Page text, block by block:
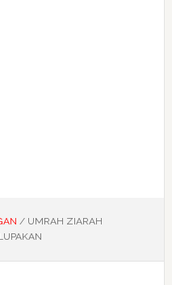
/UMRAH ZIARAH